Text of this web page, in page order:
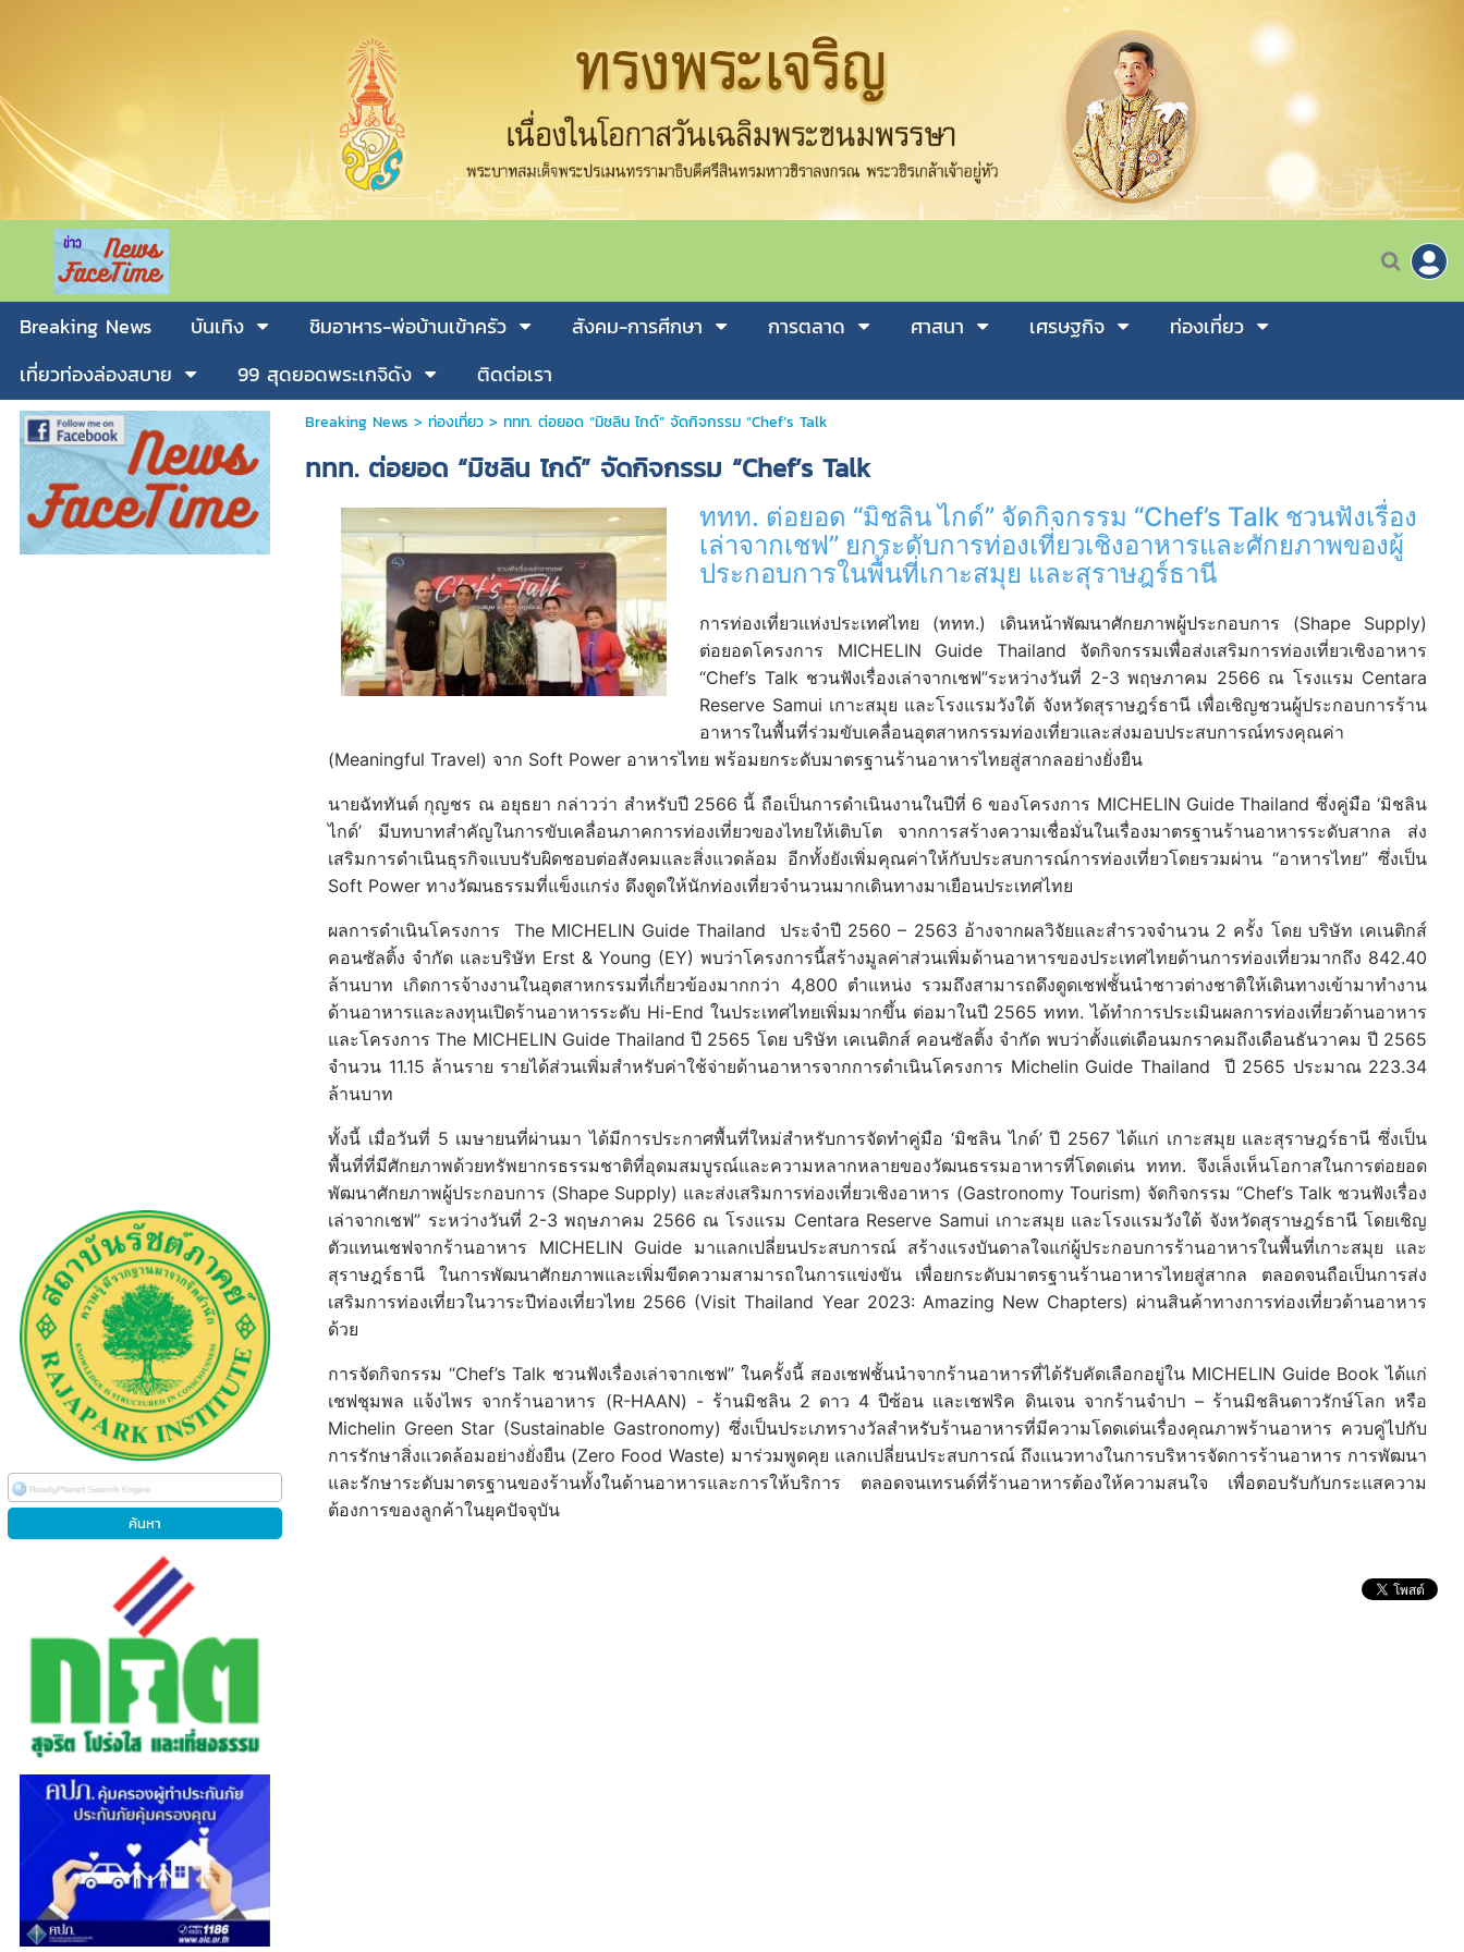
Breaking News บันเทิง ชิมอาหาร-พ่อบ้านเข้าครัว สังคม-การศีกษา การตลาด ศาสนา เศรษฐกิจ
ท่องเที่ยว
เที่ยวท่องล่องสบาย
99 สุดยอดพระเกจิดัง ติดต่อเรา
Breaking News > ท่องเที่ยว> ททท. ต่อยอด “มิชลิน ไกด์” จัดกิจกรรม “Chef’s Talk
ททท. ต่อยอด “มิชลิน ไกด์” จัดกิจกรรม “Chef’s Talk
ททท. ต่อยอด “มิชลิน ไกด์” จัดกิจกรรม “Chef’s Talk ชวนฟังเรื่อง
เล่าจากเชฟ” ยกระดับการท่องเที่ยวเชิงอาหารและศักยภาพของผู้
ประกอบการในพื้นที่เกาะสมุย และสุราษฎร์ธานี
การท่องเที่ยวแห่งประเทศไทย (ททท.) เดินหน้าพัฒนาศักยภาพผู้ประกอบการ (Shape Supply)
ต่อยอดโครงการ MICHELIN Guide Thailand จัดกิจกรรมเพื่อส่งเสริมการท่องเที่ยวเชิงอาหาร
“Chef’s Talk ชวนฟังเรื่องเล่าจากเชฟ”ระหว่างวันที่ 2-3 พฤษภาคม 2566 ณ โรงแรม Centara
Reserve Samui เกาะสมุย และโรงแรมวังใต้ จังหวัดสุราษฎร์ธานี เพื่อเชิญชวนผู้ประกอบการร้าน
อาหารในพื้นที่ร่วมขับเคลื่อนอุตสาหกรรมท่องเที่ยวและส่งมอบประสบการณ์ทรงคุณค่า
(Meaningful Travel) จาก Soft Power อาหารไทย พร้อมยกระดับมาตรฐานร้านอาหารไทยสู่สากลอย่างยั่งยืน
นายฉัททันต์ กุญชร ณ อยุธยา กล่าวว่า สำหรับปี 2566 นี้ ถือเป็นการดำเนินงานในปีที่ 6 ของโครงการ MICHELIN Guide Thailand ซึ่งคู่มือ ‘มิชลิน
ไกด์’ มีบทบาทสำคัญในการขับเคลื่อนภาคการท่องเที่ยวของไทยให้เติบโต จากการสร้างความเชื่อมั่นในเรื่องมาตรฐานร้านอาหารระดับสากล ส่ง
เสริมการดำเนินธุรกิจแบบรับผิดชอบต่อสังคมและสิ่งแวดล้อม อีกทั้งยังเพิ่มคุณค่าให้กับประสบการณ์การท่องเที่ยวโดยรวมผ่าน “อาหารไทย” ซึ่งเป็น
Soft Power ทางวัฒนธรรมที่แข็งแกร่ง ดึงดูดให้นักท่องเที่ยวจำนวนมากเดินทางมาเยือนประเทศไทย
ผลการดำเนินโครงการ The MICHELIN Guide Thailand ประจำปี 2560 – 2563 อ้างจากผลวิจัยและสำรวจจำนวน 2 ครั้ง โดย บริษัท เคเนติกส์
คอนซัลติ้ง จำกัด และบริษัท Erst & Young (EY) พบว่าโครงการนี้สร้างมูลค่าส่วนเพิ่มด้านอาหารของประเทศไทยด้านการท่องเที่ยวมากถึง 842.40
ล้านบาท เกิดการจ้างงานในอุตสาหกรรมที่เกี่ยวข้องมากกว่า 4,800 ตำแหน่ง รวมถึงสามารถดึงดูดเชฟชั้นนำชาวต่างชาติให้เดินทางเข้ามาทำงาน
ด้านอาหารและลงทุนเปิดร้านอาหารระดับ Hi-End ในประเทศไทยเพิ่มมากขึ้น ต่อมาในปี 2565 ททท. ได้ทำการประเมินผลการท่องเที่ยวด้านอาหาร
และโครงการ The MICHELIN Guide Thailand ปี 2565 โดย บริษัท เคเนติกส์ คอนซัลติ้ง จำกัด พบว่าตั้งแต่เดือนมกราคมถึงเดือนธันวาคม ปี 2565
จำนวน 11.15 ล้านราย รายได้ส่วนเพิ่มสำหรับค่าใช้จ่ายด้านอาหารจากการดำเนินโครงการ Michelin Guide Thailand ปี 2565 ประมาณ 223.34
ล้านบาท
ทั้งนี้ เมื่อวันที่ 5 เมษายนที่ผ่านมา ได้มีการประกาศพื้นที่ใหม่สำหรับการจัดทำคู่มือ ‘มิชลิน ไกด์’ ปี 2567 ได้แก่ เกาะสมุย และสุราษฎร์ธานี ซึ่งเป็น
พื้นที่ที่มีศักยภาพด้วยทรัพยากรธรรมชาติที่อุดมสมบูรณ์และความหลากหลายของวัฒนธรรมอาหารที่โดดเด่น ททท. จึงเล็งเห็นโอกาสในการต่อยอด
พัฒนาศักยภาพผู้ประกอบการ (Shape Supply) และส่งเสริมการท่องเที่ยวเชิงอาหาร (Gastronomy Tourism) จัดกิจกรรม “Chef’s Talk ชวนฟังเรื่อง
เล่าจากเชฟ” ระหว่างวันที่ 2-3 พฤษภาคม 2566 ณ โรงแรม Centara Reserve Samui เกาะสมุย และโรงแรมวังใต้ จังหวัดสุราษฎร์ธานี โดยเชิญ
ตัวแทนเชฟจากร้านอาหาร MICHELIN Guide มาแลกเปลี่ยนประสบการณ์ สร้างแรงบันดาลใจแก่ผู้ประกอบการร้านอาหารในพื้นที่เกาะสมุย และ
สุราษฎร์ธานี ในการพัฒนาศักยภาพและเพิ่มขีดความสามารถในการแข่งขัน เพื่อยกระดับมาตรฐานร้านอาหารไทยสู่สากล ตลอดจนถือเป็นการส่ง
เสริมการท่องเที่ยวในวาระปีท่องเที่ยวไทย 2566 (Visit Thailand Year 2023: Amazing New Chapters) ผ่านสินค้าทางการท่องเที่ยวด้านอาหาร
ด้วย
การจัดกิจกรรม “Chef’s Talk ชวนฟังเรื่องเล่าจากเชฟ” ในครั้งนี้ สองเชฟชั้นนำจากร้านอาหารที่ได้รับคัดเลือกอยู่ใน MICHELIN Guide Book ได้แก่
เชฟชุมพล แจ้งไพร จากร้านอาหาร (R-HAAN) - ร้านมิชลิน 2 ดาว 4 ปีซ้อน และเชฟริค ดินเจน จากร้านจำปา – ร้านมิชลินดาวรักษ์โลก หรือ
Michelin Green Star (Sustainable Gastronomy) ซึ่งเป็นประเภทรางวัลสำหรับร้านอาหารที่มีความโดดเด่นเรื่องคุณภาพร้านอาหาร ควบคู่ไปกับ
การรักษาสิ่งแวดล้อมอย่างยั่งยืน (Zero Food Waste) มาร่วมพูดคุย แลกเปลี่ยนประสบการณ์ ถึงแนวทางในการบริหารจัดการร้านอาหาร การพัฒนา
และรักษาระดับมาตรฐานของร้านทั้งในด้านอาหารและการให้บริการ ตลอดจนเทรนด์ที่ร้านอาหารต้องให้ความสนใจ เพื่อตอบรับกับกระแสความ
ต้องการของลูกค้าในยุคปัจจุบัน